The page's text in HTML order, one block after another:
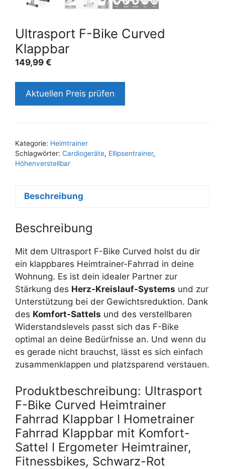
Ultrasport F-Bike Curved
Klappbar
149,99 €
Aktuellen Preis prüfen
Kategorie: Heimtrainer
Schlagwörter: Cardiogeräte, Ellipsentrainer,
Höhenverstellbar
Beschreibung
Beschreibung
Mit dem Ultrasport F-Bike Curved holst du dir
ein klappbares Heimtrainer-Fahrrad in deine
Wohnung. Es ist dein idealer Partner zur
Stärkung des Herz-Kreislauf-Systems und zur
Unterstützung bei der Gewichtsreduktion. Dank
des Komfort-Sattels und des verstellbaren
Widerstandslevels passt sich das F-Bike
optimal an deine Bedürfnisse an. Und wenn du
es gerade nicht brauchst, lässt es sich einfach
zusammenklappen und platzsparend verstauen.
Produktbeschreibung: Ultrasport
F-Bike Curved Heimtrainer
Fahrrad Klappbar I Hometrainer
Fahrrad Klappbar mit Komfort-
Sattel I Ergometer Heimtrainer,
Fitnessbikes, Schwarz-Rot